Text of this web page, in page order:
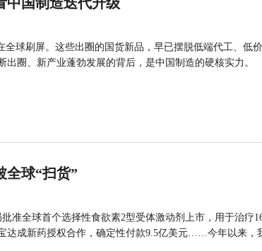
全球刷屏。这些出圈的国货新品，早已摆脱低端代工、低
出圈、新产业蓬勃发展的背后，是中国制造的硬核实力。
全球“扫货”
准全球首个选择性食欲素2型受体激动剂上市，用于治疗
达成新药授权合作，确定性付款9.5亿美元……今年以来，